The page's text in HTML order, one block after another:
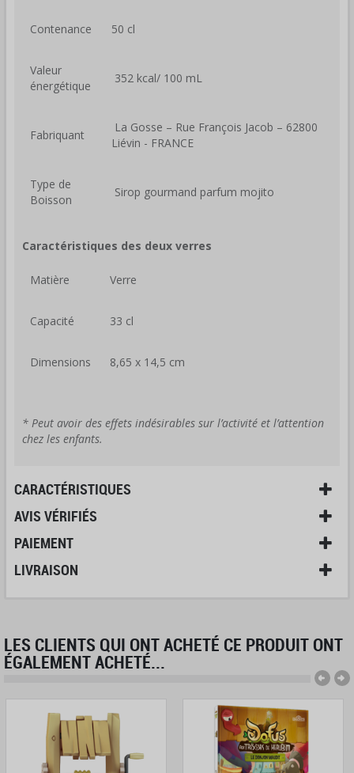
Contenance 50 cl
Valeur
énergétique
352 kcal/ 100 mL
Fabriquant
La Gosse – Rue François Jacob – 62800
Liévin - FRANCE
Type de
Boisson
Sirop gourmand parfum mojito
Caractéristiques des deux verres
Matière Verre
Capacité 33 cl
Dimensions 8,65 x 14,5 cm
* Peut avoir des effets indésirables sur l’activité et l’attention
chez les enfants.
CARACTÉRISTIQUES
AVIS VÉRIFIÉS
PAIEMENT
LIVRAISON
LES CLIENTS QUI ONT ACHETÉ CE PRODUIT ONT
ÉGALEMENT ACHETÉ...